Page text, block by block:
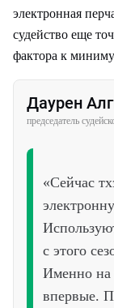
электронная
судейство еще
фактора к
Даурен
председатель
«Сейчас
с этого
Именно на
впервые.